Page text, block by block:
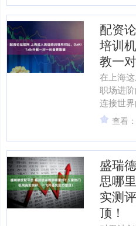
配资
培训
教一
在上海
职场进
连接世
学习者
在“听
查看
盛瑞
思哪
实测
顶！